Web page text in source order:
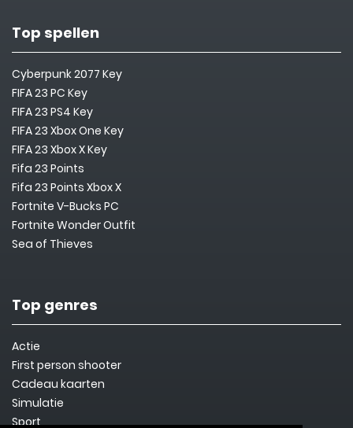
Top spellen
Cyberpunk 2077 Key
FIFA 23 PC Key
FIFA 23 PS4 Key
FIFA 23 Xbox One Key
FIFA 23 Xbox X Key
Fifa 23 Points
Fifa 23 Points Xbox X
Fortnite V-Bucks PC
Fortnite Wonder Outfit
Sea of Thieves
Top genres
Actie
First person shooter
Cadeau kaarten
Simulatie
Sport